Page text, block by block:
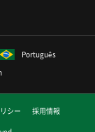
Português
シー
採用情報